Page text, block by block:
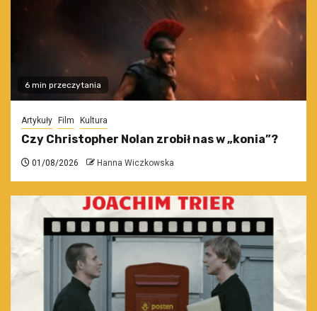
6 min przeczytania
Artykuły Film Kultura
Czy Christopher Nolan zrobił nas w „konia”?
01/08/2026 Hanna Wiczkowska